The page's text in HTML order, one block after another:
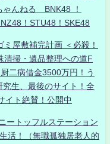
んねる BNK48 ！
！STU48！SKE48
屋敷補完計画 ＜必殺！
清掃・遺品整理への道F
二病借金3500万円！う
生、最後のサイト！全
イト絶賛！公開中
ートッフルステーション
活！（無職孤独居老人的